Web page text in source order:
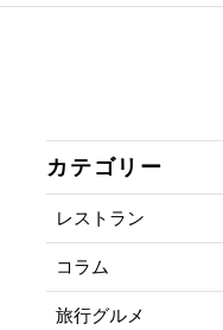
カテゴリー
レストラン
コラム
旅行グルメ